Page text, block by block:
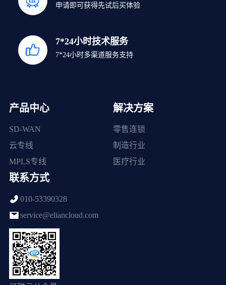
申请即可获得先试后买体验
7*24小时技术服务
7*24小时多渠道服务支持
产品中心
SD-WAN
云专线
MPLS专线
解决方案
零售连锁
制造行业
医疗行业
联系方式
010-53390328
service@eliancloud.com